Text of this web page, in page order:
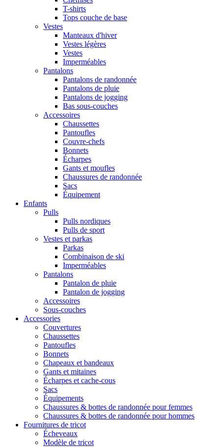
T-shirts
Tops couche de base
Vestes
Manteaux d'hiver
Vestes légères
Vestes
Imperméables
Pantalons
Pantalons de randonnée
Pantalons de pluie
Pantalons de jogging
Bas sous-couches
Accessoires
Chaussettes
Pantoufles
Couvre-chefs
Bonnets
Écharpes
Gants et moufles
Chaussures de randonnée
Sacs
Équipement
Enfants
Pulls
Pulls nordiques
Pulls de sport
Vestes et parkas
Parkas
Combinaison de ski
Imperméables
Pantalons
Pantalon de pluie
Pantalon de jogging
Accessoires
Sous-couches
Accessories
Couvertures
Chaussettes
Pantoufles
Bonnets
Chapeaux et bandeaux
Gants et mitaines
Écharpes et cache-cous
Sacs
Équipements
Chaussures & bottes de randonnée pour femmes
Chaussures & bottes de randonnée pour hommes
Fournitures de tricot
Écheveaux
Modèle de tricot